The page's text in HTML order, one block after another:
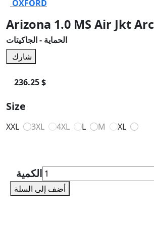
OXFORD
Arizona 1.0 MS Air Jkt Arc
الحماية - الجاكيتات
شارك
236.25 $
Size
XXL 3XL 4XL L M XL
الكمية
أضف إلى السلة